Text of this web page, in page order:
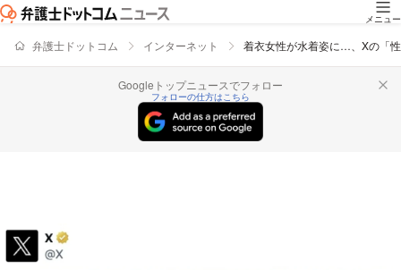
メニュー
弁護士ドットコム インターネット 着衣女性が水着姿に…、Xの「
Googleトップニュースでフォロー
フォローの仕方はこちら